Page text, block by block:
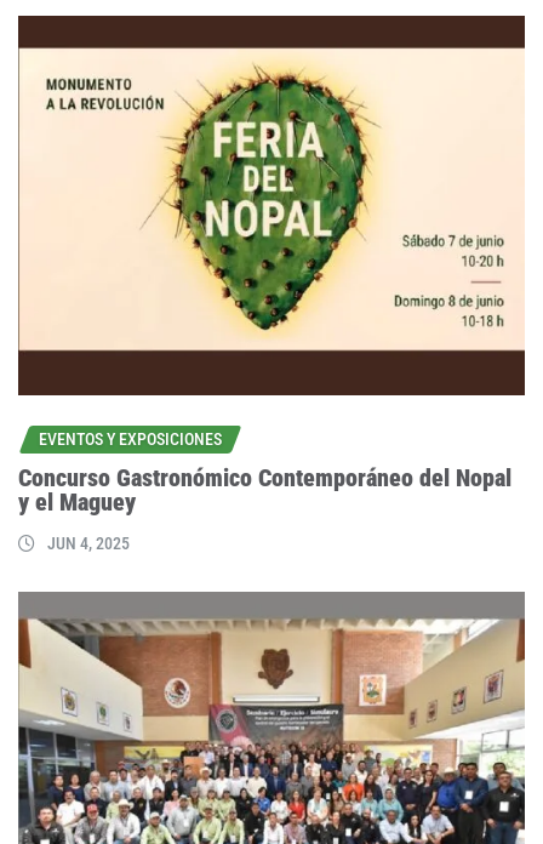
EVENTOS Y EXPOSICIONES
Concurso Gastronómico Contemporáneo del Nopal
y el Maguey
JUN 4, 2025